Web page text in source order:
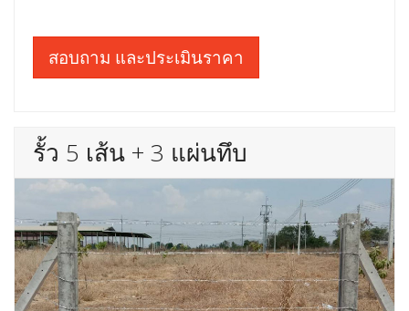
สอบถาม และประเมินราคา
รั้ว 5 เส้น + 3 แผ่นทึบ